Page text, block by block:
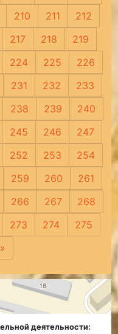
210 211
212
217 218
219
224 225
226
231 232
233
238 239
240
245 246
247
252 253
254
259 260
261
266 267
268
273 274
275
»
деятельности: